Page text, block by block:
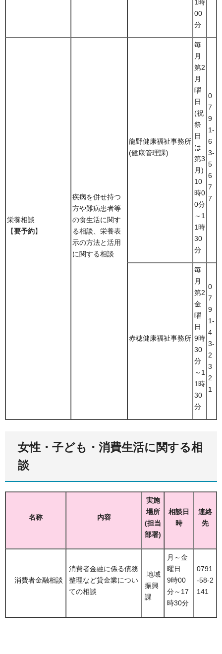
1時
00
分
栄養相談
【要予約】
疾病を併せ持つ
方や難病患者等
の食生活に関す
る相談、栄養表
示の方法と活用
に関する相談
龍野健康福祉事務所
(健康管理課)
毎
月
第2
月
曜
日
(祝
祭
日
は
第3
月)
10
時0
0分
～1
1時
30
分
0
7
9
1-
6
3-
5
6
7
7
赤穂健康福祉事務所
毎
月
第2
金
曜
日
9時
30
分
～1
1時
30
分
0
7
9
1-
4
3-
2
3
2
1
女性・子ども・消費生活に関する相
談
名称 内容
実施
場所
(担当
部署)
相談日
時
連絡
先
消費者金融相談
消費者金融に係る債務
整理など貸金業につい
ての相談
地域
振興
課
月～金
曜日
9時00
分～17
時30分
0791
-58-2
141